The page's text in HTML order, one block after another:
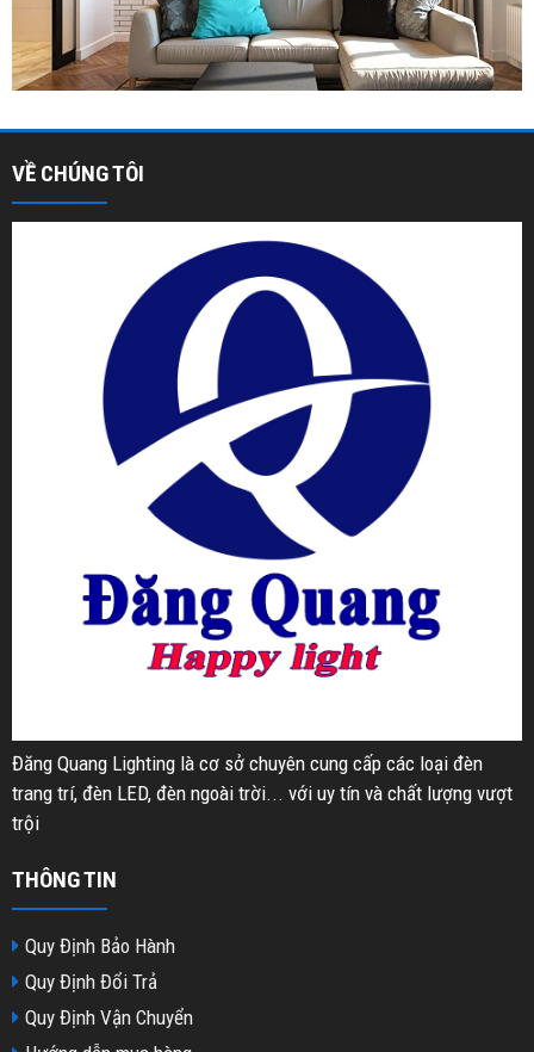
VỀ CHÚNG TÔI
Đăng Quang Lighting là cơ sở chuyên cung cấp các loại đèn
trang trí, đèn LED, đèn ngoài trời... với uy tín và chất lượng vượt
trội
THÔNG TIN
Quy Định Bảo Hành
Quy Định Đổi Trả
Quy Định Vận Chuyển